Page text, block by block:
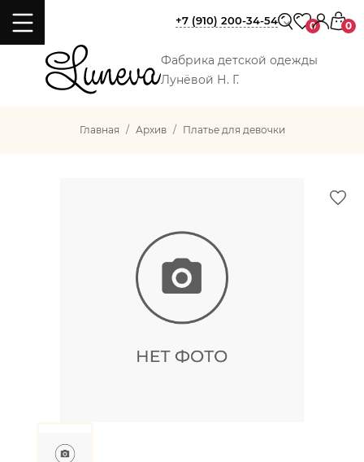
Фабрика детской одежды
Лунёвой Н. Г.
+7 (910) 200-34-54 0 0
Главная Архив Платье для девочки